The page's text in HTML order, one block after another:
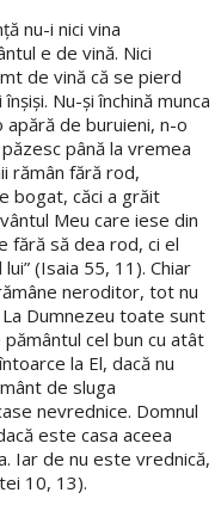
nu-i nici vina
e de vină. Nici
de vină că se pierd
Nu-şi închină munca
de buruieni, n-o
până la vremea
rămân fără rod,
bogat, căci a grăit
Meu care iese din
fără să dea rod, ci el
(Isaia 55, 11). Chiar
neroditor, tot nu
Dumnezeu toate sunt
cel bun cu atât
la El, dacă nu
de sluga
nevrednice. Domnul
este casa aceea
Iar de nu este vrednică,
10, 13).